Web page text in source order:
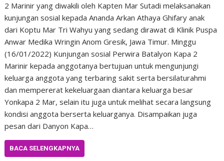
2 Marinir yang diwakili oleh Kapten Mar Sutadi melaksanakan
kunjungan sosial kepada Ananda Arkan Athaya Ghifary anak
dari Koptu Mar Tri Wahyu yang sedang dirawat di Klinik Puspa
Anwar Medika Wringin Anom Gresik, Jawa Timur. Minggu
(16/01/2022) Kunjungan sosial Perwira Batalyon Kapa 2
Marinir kepada anggotanya bertujuan untuk mengunjungi
keluarga anggota yang terbaring sakit serta bersilaturahmi
dan mempererat kekeluargaan diantara keluarga besar
Yonkapa 2 Mar, selain itu juga untuk melihat secara langsung
kondisi anggota berserta keluarganya. Disampaikan juga
pesan dari Danyon Kapa…
BACA SELENGKAPNYA